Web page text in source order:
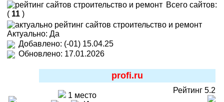
Всего сайтов:
( 11 )
Актуально: Да
Добавлено: (-01) 15.04.25
Обновлено: 17.01.2026
profi.ru
1 место
Рейтинг 5.2